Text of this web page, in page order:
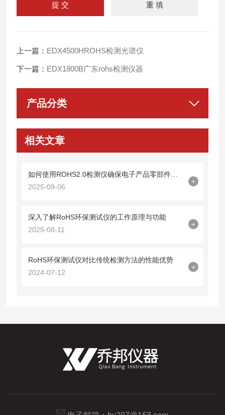
上一篇： EDX4500HROHS检测光谱仪
下一篇： EDX1800B广东rohs检测仪器
产品分类
相关文章
2025-09-06
+
深入了解RoHS环保测试仪的工作原理与功能
2025-08-11
+
RoHS环保测试仪对比传统检测方法的性能优势
2024-07-12
+